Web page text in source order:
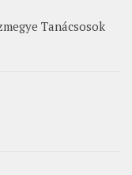
Tanácsosok